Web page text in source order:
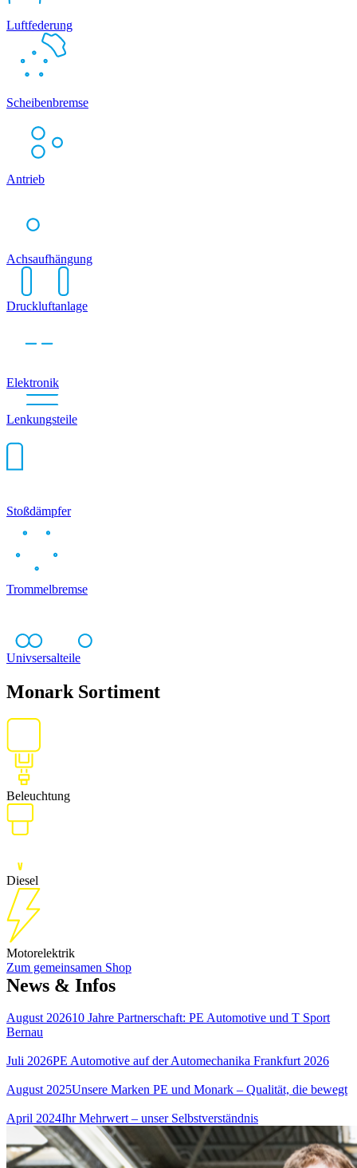
Luftfederung
Scheibenbremse
Antrieb
Achsaufhängung
Druckluftanlage
Elektronik
Lenkungsteile
Stoßdämpfer
Trommelbremse
Univsersalteile
Monark Sortiment
Beleuchtung
Diesel
Motorelektrik
Zum gemeinsamen Shop
News & Infos
August 202610 Jahre Partnerschaft: PE Automotive und T Sport
Bernau
Juli 2026PE Automotive auf der Automechanika Frankfurt 2026
August 2025Unsere Marken PE und Monark – Qualität, die bewegt
April 2024Ihr Mehrwert – unser Selbst­ver­ständ­nis